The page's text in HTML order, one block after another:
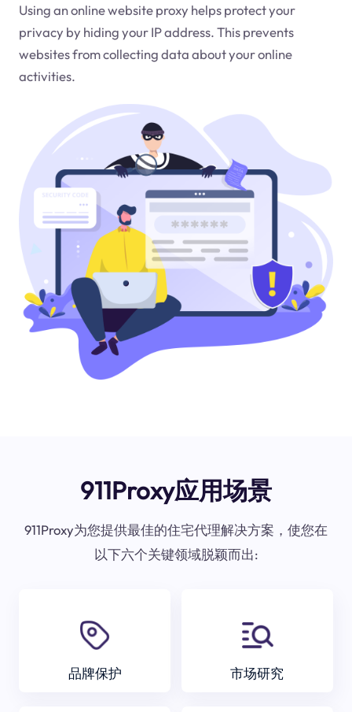
Using an online website proxy helps protect your
privacy by hiding your IP address. This prevents
websites from collecting data about your online
activities.
911Proxy应用场景
911Proxy为您提供最佳的住宅代理解决方案，使您在
以下六个关键领域脱颖而出:
品牌保护 市场研究